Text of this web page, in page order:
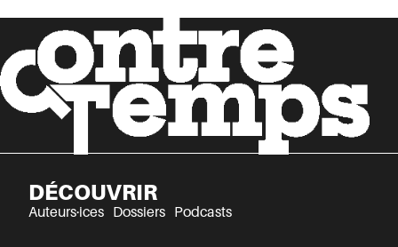
DÉCOUVRIR
Auteurs·ices Dossiers Podcasts